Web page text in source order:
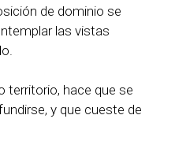
de dominio se
las vistas
territorio, hace que se
y que cueste de